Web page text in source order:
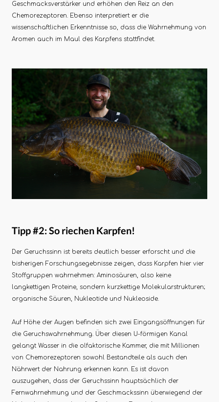
Geschmacksverstärker und erhöhen den Reiz an den
Chemorezeptoren. Ebenso interpretiert er die
wissenschaftlichen Erkenntnisse so, dass die Wahrnehmung von
Aromen auch im Maul des Karpfens stattfindet.
Tipp #2: So riechen Karpfen!
Der Geruchssinn ist bereits deutlich besser erforscht und die
bisherigen Forschungsegebnisse zeigen, dass Karpfen hier vier
Stoffgruppen wahrnehmen: Aminosäuren, also keine
langkettigen Proteine, sondern kurzkettige Molekularstrukturen;
organische Säuren, Nukleotide und Nukleoside.
Auf Höhe der Augen befinden sich zwei Eingangsöffnungen für
die Geruchswahrnehmung. Über diesen U-förmigen Kanal
gelangt Wasser in die olfaktorische Kammer, die mit Millionen
von Chemorezeptoren sowohl Bestandteile als auch den
Nährwert der Nahrung erkennen kann. Es ist davon
auszugehen, dass der Geruchssinn hauptsächlich der
Fernwahrnehmung und der Geschmackssinn überwiegend der